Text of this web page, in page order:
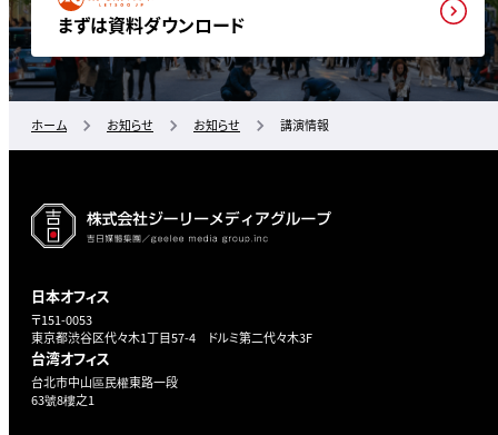
まずは資料ダウンロード
ホーム お知らせ お知らせ 講演情報
日本オフィス
〒151-0053
東京都渋谷区代々木1丁目57-4 ドルミ第二代々木3F
台湾オフィス
台北市中山區民權東路一段
63號8樓之1